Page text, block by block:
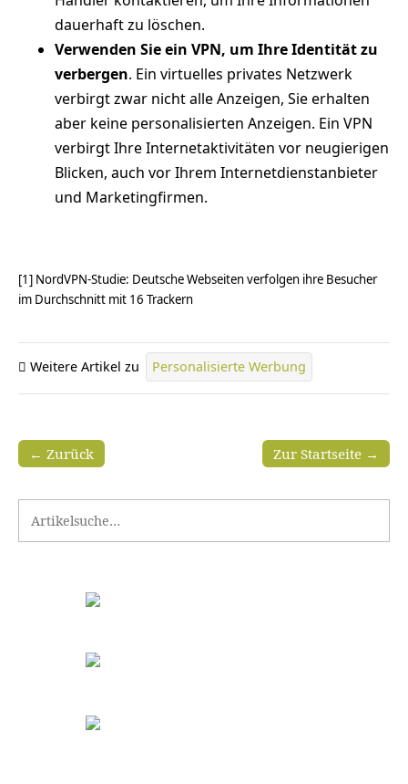
dauerhaft zu löschen.
Verwenden Sie ein VPN, um Ihre Identität zu
verbergen. Ein virtuelles privates Netzwerk
verbirgt zwar nicht alle Anzeigen, Sie erhalten
aber keine personalisierten Anzeigen. Ein VPN
verbirgt Ihre Internetaktivitäten vor neugierigen
Blicken, auch vor Ihrem Internetdienstanbieter
und Marketingfirmen.
[1] NordVPN-Studie: Deutsche Webseiten verfolgen ihre Besucher
im Durchschnitt mit 16 Trackern
Weitere Artikel zu Personalisierte Werbung
Zur Startseite →
← Zurück